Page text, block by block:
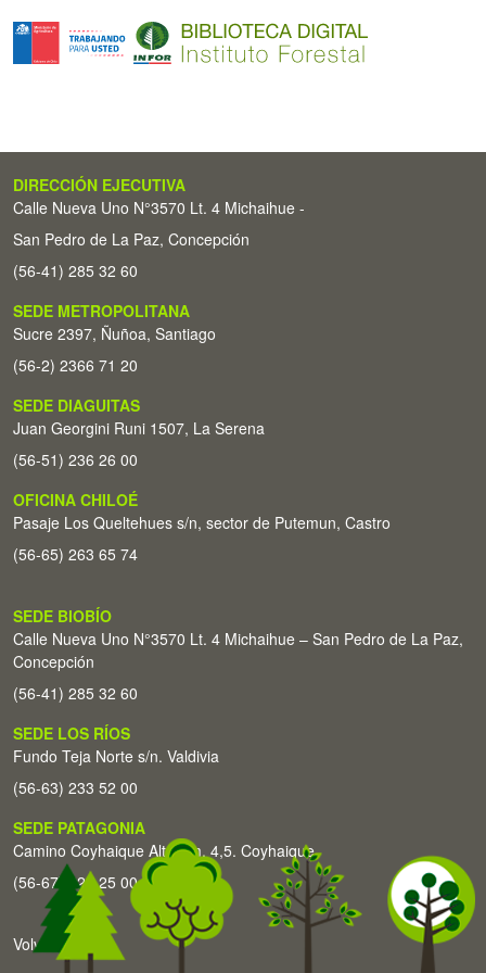
DIRECCIÓN EJECUTIVA
Calle Nueva Uno N°3570 Lt. 4 Michaihue -
San Pedro de La Paz, Concepción
(56-41) 285 32 60
SEDE METROPOLITANA
Sucre 2397, Ñuñoa, Santiago
(56-2) 2366 71 20
SEDE DIAGUITAS
Juan Georgini Runi 1507, La Serena
(56-51) 236 26 00
OFICINA CHILOÉ
Pasaje Los Queltehues s/n, sector de Putemun, Castro
(56-65) 263 65 74
SEDE BIOBÍO
Calle Nueva Uno N°3570 Lt. 4 Michaihue – San Pedro de La Paz,
Concepción
(56-41) 285 32 60
SEDE LOS RÍOS
Fundo Teja Norte s/n. Valdivia
(56-63) 233 52 00
SEDE PATAGONIA
Camino Coyhaique Alto Km. 4,5. Coyhaique
(56-67) 226 25 00
Volver arriba